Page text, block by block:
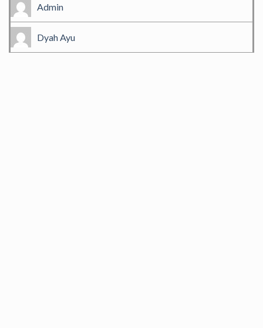
Admin
Dyah Ayu